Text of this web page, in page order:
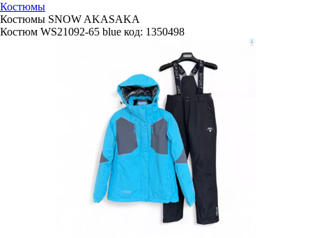
Костюмы
Костюмы SNOW AKASAKA
Костюм WS21092-65 blue код: 1350498